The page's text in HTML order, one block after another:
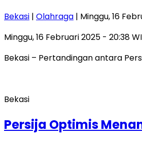
Bekasi | Olahraga | Minggu, 16
Minggu, 16 Februari 2025 - 20:38
Bekasi – Pertandingan antara
Bekasi
Persija Optimis